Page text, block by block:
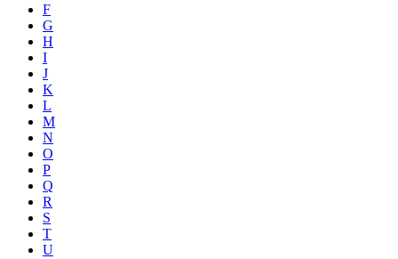
F
G
H
I
J
K
L
M
N
O
P
Q
R
S
T
U